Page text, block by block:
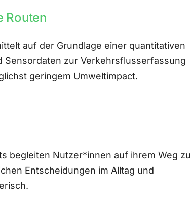
Routen
auf der Grundlage einer quantitativen
Sensordaten zur Verkehrsflusserfassung
geringem Umweltimpact.
begleiten Nutzer*innen auf ihrem Weg zu
Entscheidungen im Alltag und